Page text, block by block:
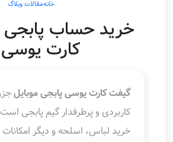
خانهمقالات وبلاگ
خرید حساب پابجی
کارت یوسی
گیفت کارت یوسی پابجی موبایل
کاربردی و پرطرفدار گیم پابجی
خرید لباس، اسلحه و دیگر امکانات